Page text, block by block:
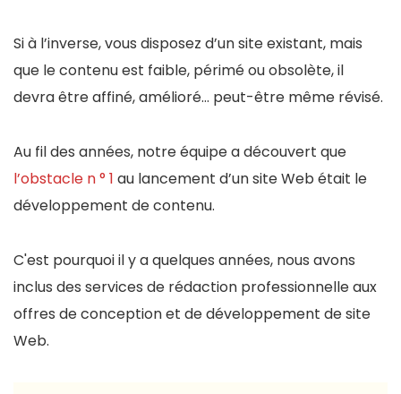
Si à l’inverse, vous disposez d’un site existant, mais
que le contenu est faible, périmé ou obsolète, il
devra être affiné, amélioré… peut-être même révisé.
Au fil des années, notre équipe a découvert que
l’obstacle n ° 1 au lancement d’un site Web était le
développement de contenu.
C'est pourquoi il y a quelques années, nous avons
inclus des services de rédaction professionnelle aux
offres de conception et de développement de site
Web.